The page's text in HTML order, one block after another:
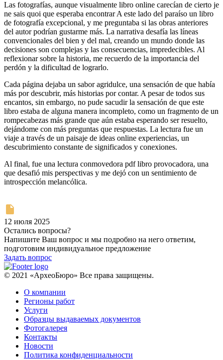
Las fotografías, aunque visualmente libro online​ carecían de cierto je
ne sais quoi que esperaba encontrar A este lado del paraíso un libro
de fotografía excepcional, y me preguntaba si las obras anteriores
del autor podrían gustarme más. La narrativa desafía las líneas
convencionales del bien y del mal, creando un mundo donde las
decisiones son complejas y las consecuencias, impredecibles. Al
reflexionar sobre la historia, me recuerdo de la importancia del
perdón y la dificultad de lograrlo.
Cada página dejaba un sabor agridulce, una sensación de que había
más por descubrir, más historias por contar. A pesar de todos sus
encantos, sin embargo, no pude sacudir la sensación de que este
libro estaba de alguna manera incompleto, como un fragmento de un
rompecabezas más grande que aún estaba esperando ser resuelto,
dejándome con más preguntas que respuestas. La lectura fue un
viaje a través de un paisaje de ideas online experiencias, un
descubrimiento constante de significados y conexiones.
Al final, fue una lectura conmovedora pdf libro provocadora, una
que desafió mis perspectivas y me dejó con un sentimiento de
introspección melancólica.
12 июля 2025
Остались вопросы?
Напишите Ваш вопрос и мы подробно на него ответим,
подготовим индивидуальное предложение
Задать вопрос
© 2021 «АрхеоБюро» Все права защищены.
О компании
Регионы работ
Услуги
Образцы выдаваемых документов
Фотогалерея
Контакты
Новости
Политика конфиденциальности